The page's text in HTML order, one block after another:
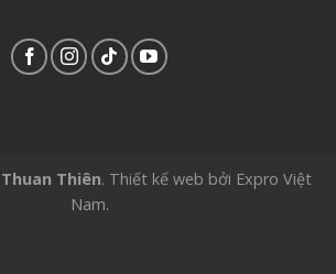
Thuan Thiên. Thiết kế web bởi Expro Việt
Nam.